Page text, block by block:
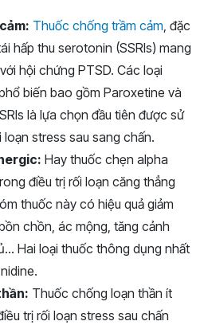
Thuốc chống trầm cảm, đặc
hấp thu serotonin (SSRIs) mang
hội chứng PTSD. Các loại
biến bao gồm Paroxetine và
là lựa chọn đầu tiên được sử
stress sau sang chấn.
Hay thuốc chẹn alpha
điều trị rối loạn căng thẳng
thuốc này có hiệu quả giảm
chồn, ác mộng, tăng cảnh
Hai loại thuốc thông dụng nhất
Thuốc chống loạn thần ít
trị rối loạn stress sau chấn